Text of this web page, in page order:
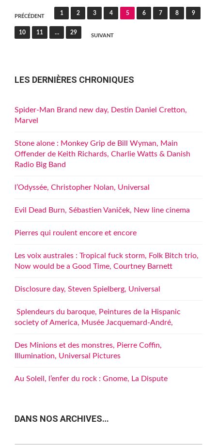
Pagination
des
publications
PRÉCÉDENT
1 2 3 4 5 6 7 8 9
10 11 … 29
SUIVANT
LES DERNIÈRES CHRONIQUES
Spider-Man Brand new day, Destin Daniel Cretton,
Marvel
Stone alone : Monkey Grip de Bill Wyman, Main
Offender de Keith Richards, Charlie Watts & Danish
Radio Big Band
l’Odyssée, Christopher Nolan, Universal
Evil Dead Burn, Sébastien Vaniček, New line cinema
Pierres qui roulent encore et encore
Les voix australes : Tropical fuck storm, Folk Bitch trio,
Now would be a Good Time, Courtney Barnett
Disclosure day, Steven Spielberg, Universal
Splendeurs du baroque, Peintures de la Hispanic
society of America, Musée Jacquemard-André,
Des Minions et des monstres, Pierre Coffin,
Illumination, Universal Pictures
Au Soleil, l’enfer du rock : Gnome, La Dispute
DANS NOS ARCHIVES…